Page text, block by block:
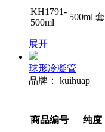
KH1791-
500ml
500ml 套
展开
球形冷凝管
品牌：
kuihuap
商品编号 纯度